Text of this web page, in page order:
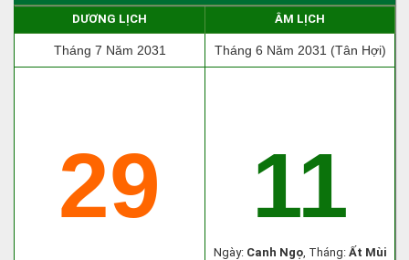
DƯƠNG LỊCH ÂM LỊCH
Tháng 7 Năm 2031 Tháng 6 Năm 2031 (Tân Hợi)
29 11
Ngày: Canh Ngọ, Tháng: Ất Mùi